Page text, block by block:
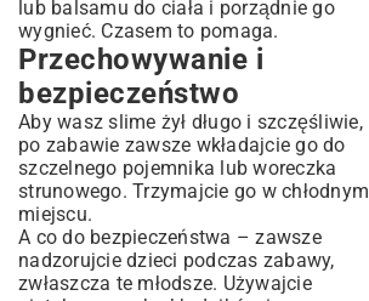
lub balsamu do ciała i porządnie go
wygnieć. Czasem to pomaga.
Przechowywanie i
bezpieczeństwo
Aby wasz slime żył długo i szczęśliwie,
po zabawie zawsze wkładajcie go do
szczelnego pojemnika lub woreczka
strunowego. Trzymajcie go w chłodnym
miejscu.
A co do bezpieczeństwa – zawsze
nadzorujcie dzieci podczas zabawy,
zwłaszcza te młodsze. Używajcie